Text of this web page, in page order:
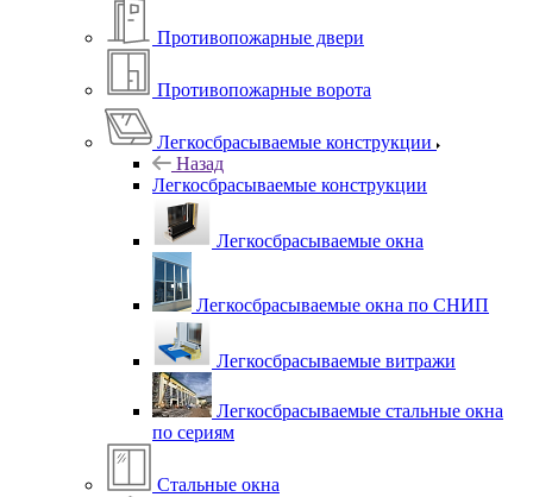
Противопожарные двери
Противопожарные ворота
Легкосбрасываемые конструкции
Назад
Легкосбрасываемые конструкции
Легкосбрасываемые окна
Легкосбрасываемые окна по СНИП
Легкосбрасываемые витражи
Легкосбрасываемые стальные окна
по сериям
Стальные окна